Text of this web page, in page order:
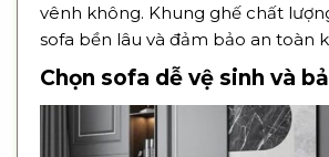
vênh không. Khung ghế chất
sofa bền lâu và đảm bảo an toàn
Chọn sofa dễ vệ sinh và